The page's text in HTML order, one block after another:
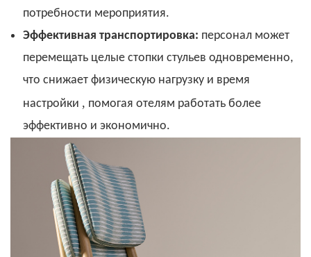
потребности мероприятия.
Эффективная транспортировка: персонал может
перемещать целые стопки стульев одновременно,
что снижает физическую нагрузку и время
настройки , помогая отелям работать более
эффективно и экономично.